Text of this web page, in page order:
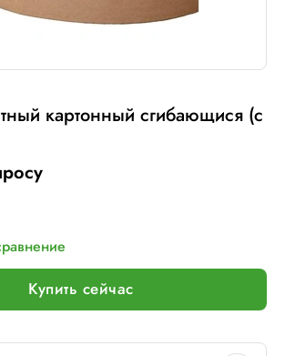
картонный сгибающися (с
Купить сейчас